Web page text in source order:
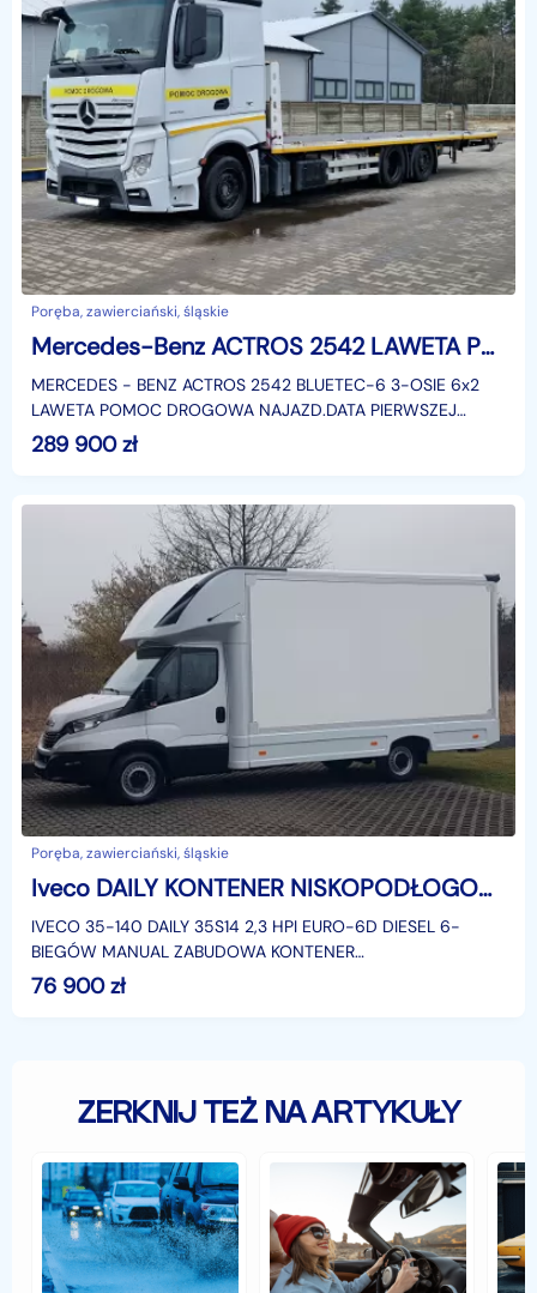
Poręba, zawierciański, śląskie
Mercedes-Benz ACTROS 2542 LAWETA POMOC DROGOWA NAJAZDY HYDRAULICZNE 3 OSIE 6x2
MERCEDES - BENZ ACTROS 2542 BLUETEC-6 3-OSIE 6x2
LAWETA POMOC DROGOWA NAJAZD.DATA PIERWSZEJ
REJESTRACJI: 06.09.2017 r.ROK PRODUKCJI: 2017
289 900zł
Poręba, zawierciański, śląskie
Iveco DAILY KONTENER NISKOPODŁOGOWY 4,43x2,23x2,42 SKLEP BAR FOODTRUCK KAMPER AC
IVECO 35-140 DAILY 35S14 2,3 HPI EURO-6D DIESEL 6-
BIEGÓW MANUAL ZABUDOWA KONTENER
NISKOPODŁOGOWY 4,43x2,23x2,42 LAMAR LAMBOX
KLIMATYZACJA DMC: 3500 KG KATEGORIA
76 900zł
ZERKNIJ TEŻ NA ARTYKUŁY
Jak
zabezpieczyć
samochód
przed
jesiennymi
chłodami
Samochód
cabrio
–
czy
to
czyli